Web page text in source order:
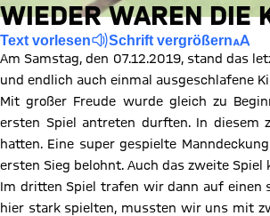
WIEDER WAREN DIE
Text vorlesen Schrift vergrößern
Am Samstag, den 07.12.2019, stand das
und endlich auch einmal ausgeschlafene
Mit großer Freude wurde gleich zu
ersten Spiel antreten durften. In diesem
hatten. Eine super gespielte
ersten Sieg belohnt. Auch das zweite Spiel
Im dritten Spiel trafen wir dann auf einen
hier stark spielten, mussten wir uns mit